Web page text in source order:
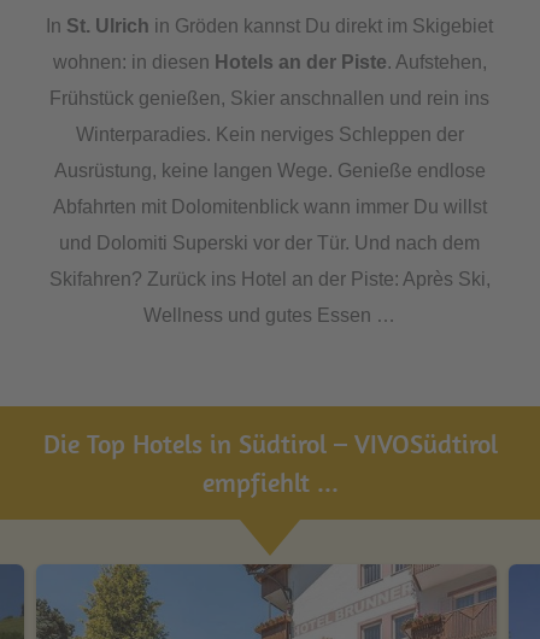
In St. Ulrich in Gröden kannst Du direkt im Skigebiet
wohnen: in diesen Hotels an der Piste. Aufstehen,
Frühstück genießen, Skier anschnallen und rein ins
Winterparadies. Kein nerviges Schleppen der
Ausrüstung, keine langen Wege. Genieße endlose
Abfahrten mit Dolomitenblick wann immer Du willst
und Dolomiti Superski vor der Tür. Und nach dem
Skifahren? Zurück ins Hotel an der Piste: Après Ski,
Wellness und gutes Essen …
Die Top Hotels in Südtirol – VIVOSüdtirol
empfiehlt ...